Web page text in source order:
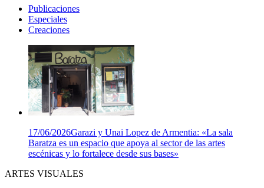
Publicaciones
Especiales
Creaciones
17/06/2026Garazi y Unai Lopez de Armentia: «La sala
Baratza es un espacio que apoya al sector de las artes
escénicas y lo fortalece desde sus bases»
ARTES VISUALES